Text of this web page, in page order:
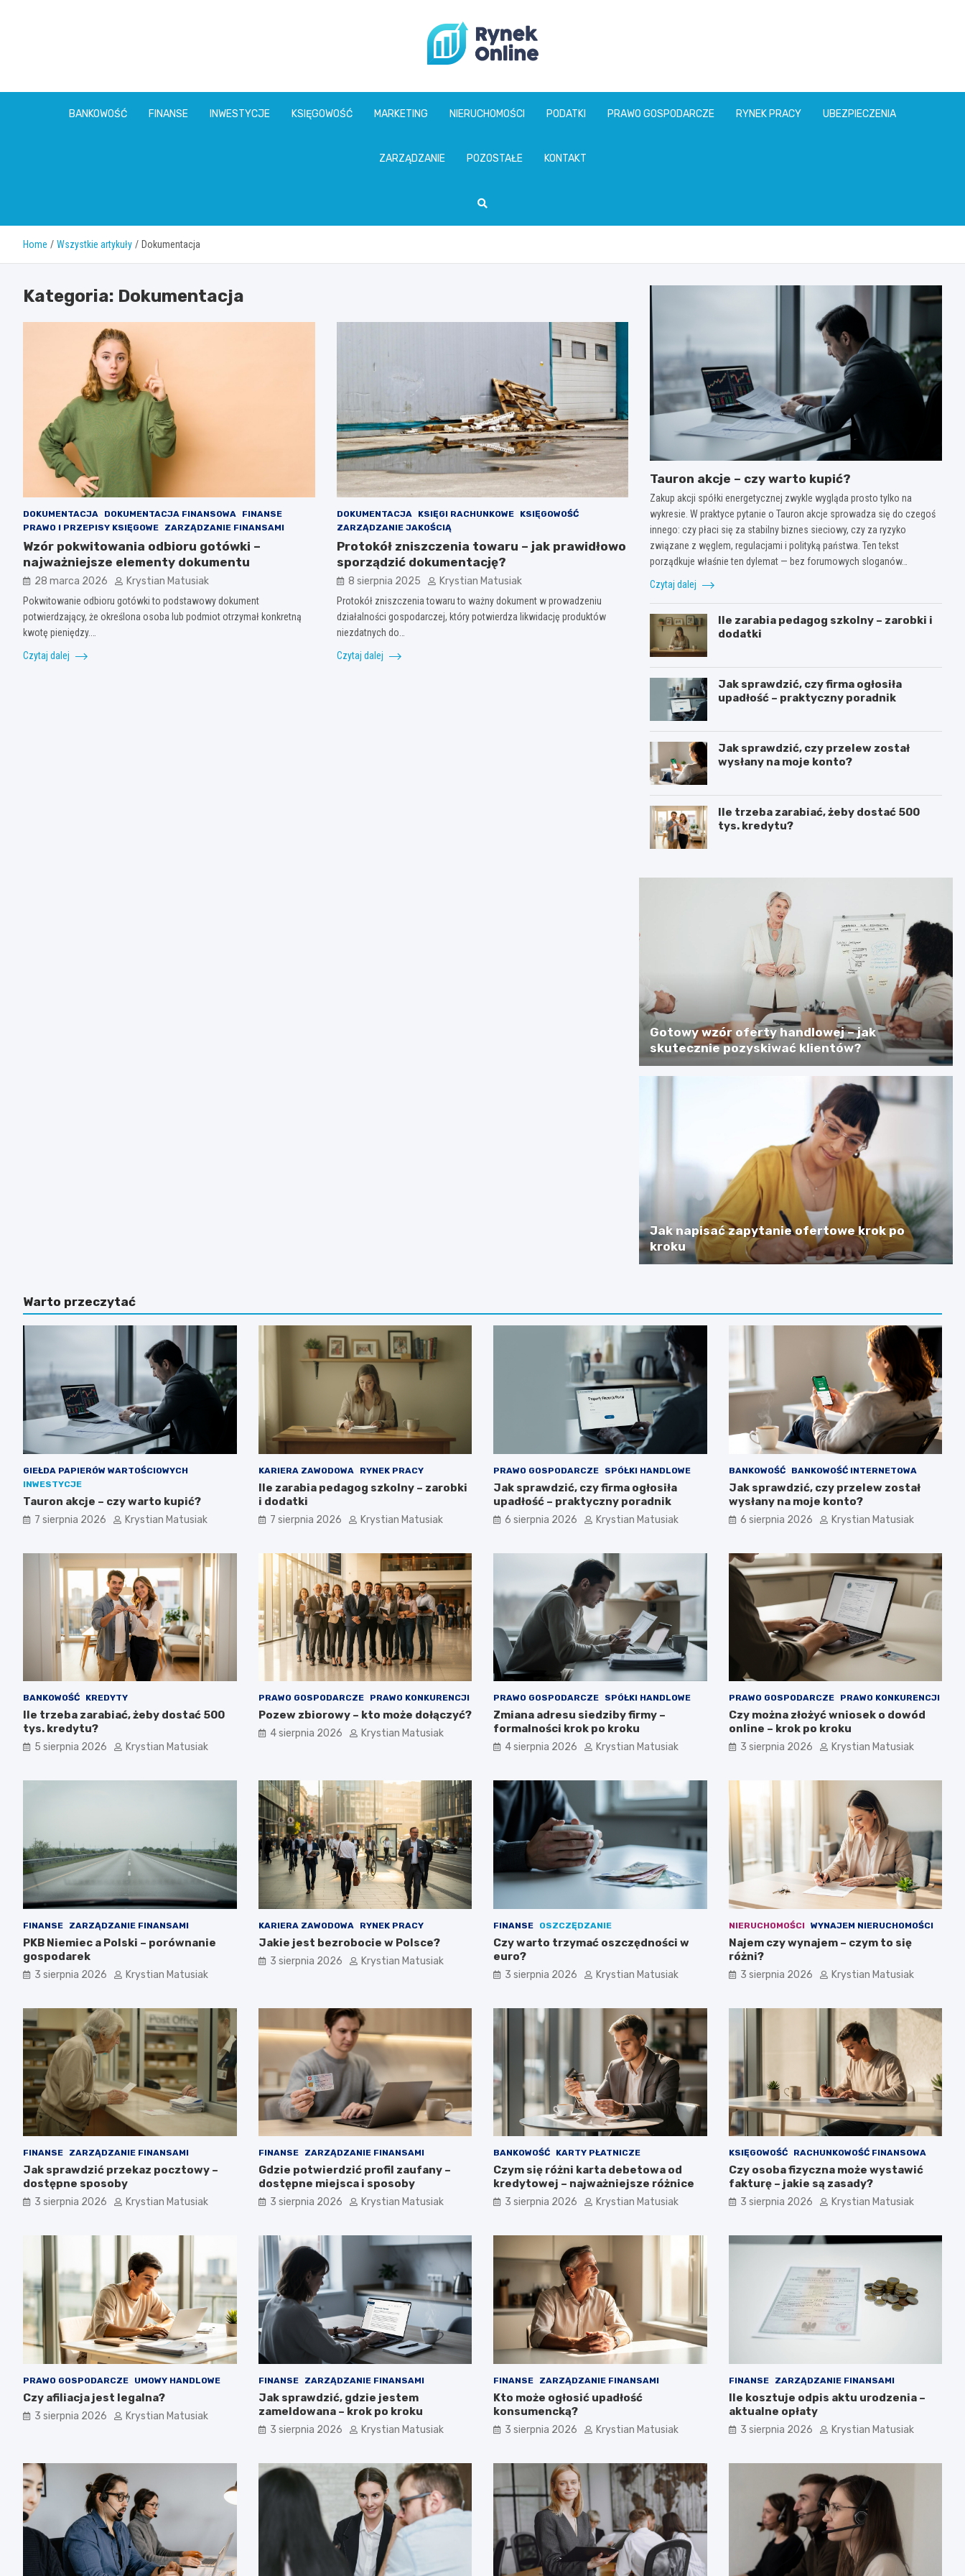
www.rynekonline.pl
BANKOWOŚĆ FINANSE INWESTYCJE KSIĘGOWOŚĆ MARKETING NIERUCHOMOŚCI PODATKI PRAWO GOSPODARCZE RYNEK PRACY UBEZPIECZENIA
ZARZĄDZANIE POZOSTAŁE KONTAKT
Home Wszystkie artykuły Dokumentacja
Kategoria: Dokumentacja
DOKUMENTACJA DOKUMENTACJA FINANSOWA
FINANSE
PRAWO I PRZEPISY KSIĘGOWE
ZARZĄDZANIE FINANSAMI
Wzór pokwitowania odbioru gotówki –
najważniejsze elementy dokumentu
28 marca 2026 Krystian Matusiak
Pokwitowanie odbioru gotówki to podstawowy dokument
potwierdzający, że określona osoba lub podmiot otrzymał konkretną
kwotę pieniędzy.…
Czytaj dalej
DOKUMENTACJA KSIĘGI RACHUNKOWE
KSIĘGOWOŚĆ
ZARZĄDZANIE JAKOŚCIĄ
Protokół zniszczenia towaru – jak prawidłowo
sporządzić dokumentację?
8 sierpnia 2025 Krystian Matusiak
Protokół zniszczenia towaru to ważny dokument w prowadzeniu
działalności gospodarczej, który potwierdza likwidację produktów
niezdatnych do…
Czytaj dalej
Tauron akcje – czy warto kupić?
Zakup akcji spółki energetycznej zwykle wygląda prosto tylko na
wykresie. W praktyce pytanie o Tauron akcje sprowadza się do czegoś
innego: czy płaci się za stabilny biznes sieciowy, czy za ryzyko
związane z węglem, regulacjami i polityką państwa. Ten tekst
porządkuje właśnie ten dylemat — bez forumowych sloganów…
Czytaj dalej
Ile zarabia pedagog szkolny – zarobki i
dodatki
Jak sprawdzić, czy firma ogłosiła
upadłość – praktyczny poradnik
Jak sprawdzić, czy przelew został
wysłany na moje konto?
Ile trzeba zarabiać, żeby dostać 500
tys. kredytu?
Gotowy wzór oferty handlowej – jak
skutecznie pozyskiwać klientów?
Jak napisać zapytanie ofertowe krok po
kroku
Warto przeczytać
GIEŁDA PAPIERÓW WARTOŚCIOWYCH
INWESTYCJE
Tauron akcje – czy warto kupić?
7 sierpnia 2026 Krystian Matusiak
KARIERA ZAWODOWA RYNEK PRACY
Ile zarabia pedagog szkolny – zarobki
i dodatki
7 sierpnia 2026 Krystian Matusiak
PRAWO GOSPODARCZE SPÓŁKI HANDLOWE
Jak sprawdzić, czy firma ogłosiła
upadłość – praktyczny poradnik
6 sierpnia 2026 Krystian Matusiak
BANKOWOŚĆ BANKOWOŚĆ INTERNETOWA
Jak sprawdzić, czy przelew został
wysłany na moje konto?
6 sierpnia 2026 Krystian Matusiak
BANKOWOŚĆ KREDYTY
Ile trzeba zarabiać, żeby dostać 500
tys. kredytu?
5 sierpnia 2026 Krystian Matusiak
PRAWO GOSPODARCZE PRAWO KONKURENCJI
Pozew zbiorowy – kto może dołączyć?
4 sierpnia 2026 Krystian Matusiak
PRAWO GOSPODARCZE SPÓŁKI HANDLOWE
Zmiana adresu siedziby firmy –
formalności krok po kroku
4 sierpnia 2026 Krystian Matusiak
PRAWO GOSPODARCZE PRAWO KONKURENCJI
Czy można złożyć wniosek o dowód
online – krok po kroku
3 sierpnia 2026 Krystian Matusiak
FINANSE ZARZĄDZANIE FINANSAMI
PKB Niemiec a Polski – porównanie
gospodarek
3 sierpnia 2026 Krystian Matusiak
KARIERA ZAWODOWA RYNEK PRACY
Jakie jest bezrobocie w Polsce?
3 sierpnia 2026 Krystian Matusiak
FINANSE OSZCZĘDZANIE
Czy warto trzymać oszczędności w
euro?
3 sierpnia 2026 Krystian Matusiak
NIERUCHOMOŚCI WYNAJEM NIERUCHOMOŚCI
Najem czy wynajem – czym to się
różni?
3 sierpnia 2026 Krystian Matusiak
FINANSE ZARZĄDZANIE FINANSAMI
Jak sprawdzić przekaz pocztowy –
dostępne sposoby
3 sierpnia 2026 Krystian Matusiak
FINANSE ZARZĄDZANIE FINANSAMI
Gdzie potwierdzić profil zaufany –
dostępne miejsca i sposoby
3 sierpnia 2026 Krystian Matusiak
BANKOWOŚĆ KARTY PŁATNICZE
Czym się różni karta debetowa od
kredytowej – najważniejsze różnice
3 sierpnia 2026 Krystian Matusiak
KSIĘGOWOŚĆ RACHUNKOWOŚĆ FINANSOWA
Czy osoba fizyczna może wystawić
fakturę – jakie są zasady?
3 sierpnia 2026 Krystian Matusiak
PRAWO GOSPODARCZE UMOWY HANDLOWE
Czy afiliacja jest legalna?
3 sierpnia 2026 Krystian Matusiak
FINANSE ZARZĄDZANIE FINANSAMI
Jak sprawdzić, gdzie jestem
zameldowana – krok po kroku
3 sierpnia 2026 Krystian Matusiak
FINANSE ZARZĄDZANIE FINANSAMI
Kto może ogłosić upadłość
konsumencką?
3 sierpnia 2026 Krystian Matusiak
FINANSE ZARZĄDZANIE FINANSAMI
Ile kosztuje odpis aktu urodzenia –
aktualne opłaty
3 sierpnia 2026 Krystian Matusiak